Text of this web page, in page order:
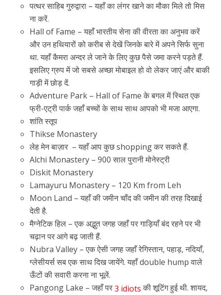
पत्थर साहिब गुरुद्वारा – यहाँ का लंगर खाने का मौका मिले तो मिस
ना करें.
Hall of Fame – यहाँ भारतीय सेना की वीरता का अनुभव करें
और उन हथियारों को करीब से देखें जिनके बारे में अपने सिर्फ सुना
था. यहाँ कैमरा अन्दर ले जाने के लिए कुछ पैसे जमा करने पड़ते हैं.
इसलिए ग्रुप में जो सबसे अच्छा मोबाइल हो वो लेकर जाएं और बाकी
गाड़ी में छोड़ दें.
Adventure Park – Hall of Fame के बगल में स्थित एक
फ्री-एट्री पार्क जहाँ बच्चों के साथ साथ आपको भी मजा आएगा.
शांति स्तूप
Thikse Monastery
लेह मेन बाज़ार – यहाँ आप कुछ shopping कर सकते हैं.
Alchi Monastery – 900 साल पुरानी मोनेस्ट्री
Diskit Monastery
Lamayuru Monastery – 120 Km from Leh
Moon Land – यहाँ की जमीन चाँद की जमीन की तरह दिखाई
देती है.
मैग्नेटिक हिल – एक अद्भुत जगह जहाँ पर गाड़ियाँ बंद रहने पर भी
चढ़ान पर आगे बढ़ जाती हैं.
Nubra Valley – एक ऐसी जगह जहाँ रेगिस्तान, पहाड़, नदियाँ,
ग्लेसीयर्स सब एक साथ दिख जायेंगे. यहाँ double hump वाले
ऊँटों की सवारी करना ना भूलें.
Pangong Lake – जहाँ पर3 idiotsकी शूटिंग हुई थी. शायद,